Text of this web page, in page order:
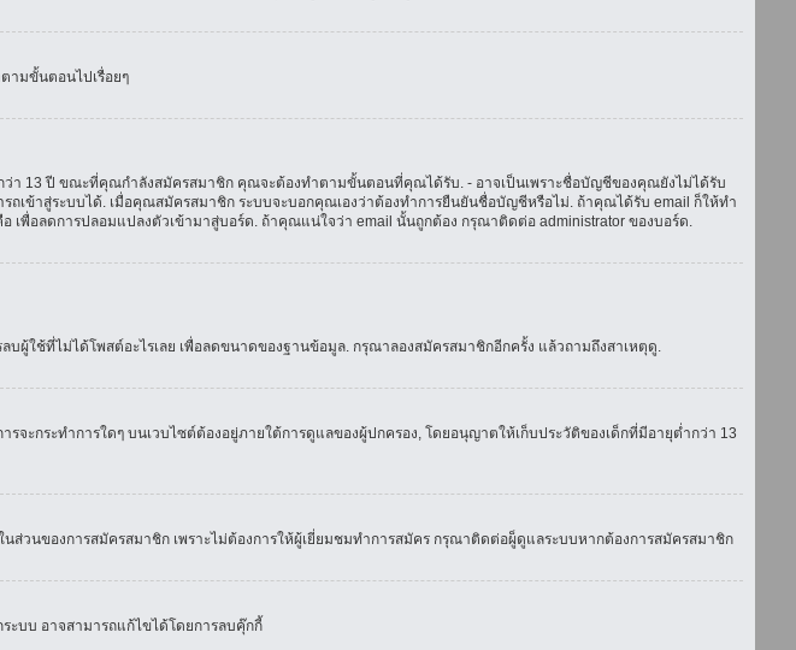
ามขั้นตอนไปเรื่อยๆ
า 13 ปี ขณะที่คุณกำลังสมัครสมาชิก คุณจะต้องทำตามขั้นตอนที่คุณได้รับ. - อาจเป็นเพราะชื่อบัญชีของคุณยังไม่ได้รับ
เข้าสู่ระบบได้. เมื่อคุณสมัครสมาชิก ระบบจะบอกคุณเองว่าต้องทำการยืนยันชื่อบัญชีหรือไม่. ถ้าคุณได้รับ email ก็ให้ทำ
อลดการปลอมแปลงตัวเข้ามาสู่บอร์ด. ถ้าคุณแน่ใจว่า email นั้นถูกต้อง กรุณาติดต่อ administrator ของบอร์ด.
ใช้ที่ไม่ได้โพสต์อะไรเลย เพื่อลดขนาดของฐานข้อมูล. กรุณาลองสมัครสมาชิกอีกครั้ง แล้วถามถึงสาเหตุดู.
จะกระทำการใดๆ บนเวบไซต์ต้องอยู่ภายใต้การดูแลของผู้ปกครอง, โดยอนุญาตให้เก็บประวัติของเด็กที่มีอายุต่ำกว่า 13
ส่วนของการสมัครสมาชิก เพราะไม่ต้องการให้ผู้เยี่ยมชมทำการสมัคร กรุณาติดต่อผู็ดูแลระบบหากต้องการสมัครสมาชิก
ะบบ อาจสามารถแก้ไขได้โดยการลบคุ๊กกี้